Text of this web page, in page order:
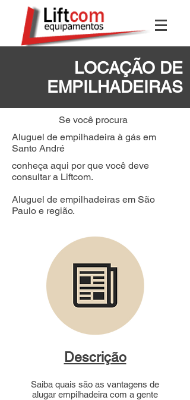
LOCAÇÃO DE
EMPILHADEIRAS
Se você procura
Aluguel de empilhadeira à gás em
Santo André
conheça aqui por que você deve
consultar a Liftcom.
Aluguel de empilhadeiras em São
Paulo e região.
Descrição
Saiba quais são as vantagens de
alugar empilhadeira com a gente